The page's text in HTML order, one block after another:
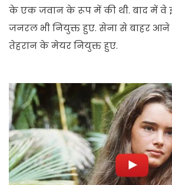
के एक जवान के रूप में की थी. बाद में वे
जनरल भी नियुक्त हुए. सेना से बाहर
तेहरान के मेयर नियुक्त हुए.